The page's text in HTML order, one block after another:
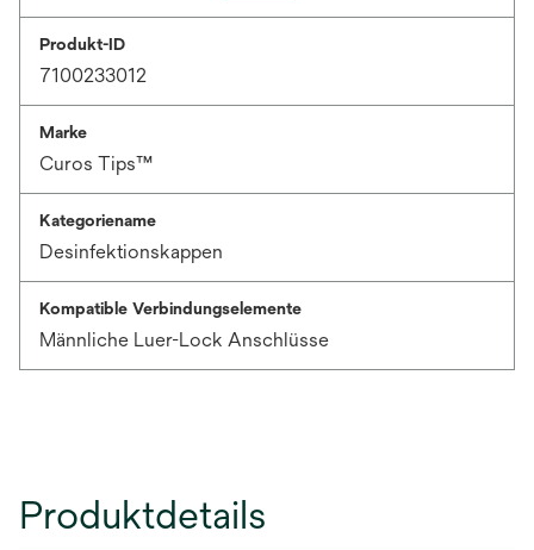
Produkt-ID
7100233012
Marke
Curos Tips™
Kategoriename
Desinfektionskappen
Kompatible Verbindungselemente
Männliche Luer-Lock Anschlüsse
Produktdetails